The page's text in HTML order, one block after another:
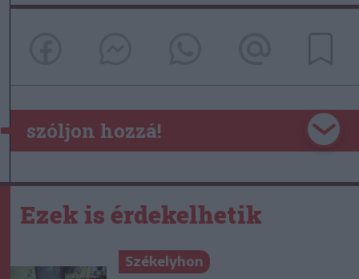
szóljon hozzá!
Ezek is érdekelhetik
Székelyhon